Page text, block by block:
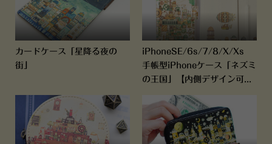
カードケース「星降る夜の
街」
iPhoneSE/6s/7/8/X/Xs
手帳型iPhoneケース「ネズミ
の王国」【内側デザイン可...